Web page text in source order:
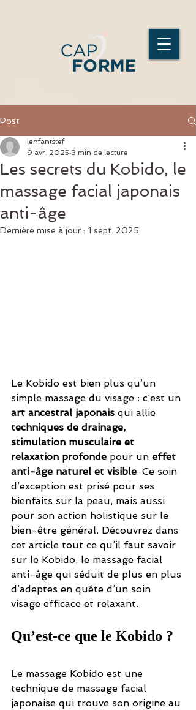
Post
Les secrets du Kobido, le
massage facial japonais
anti-âge
lenfantstef
9 avr. 2025 3 min de lecture
Dernière mise à jour : 1 sept. 2025
Le Kobido est bien plus qu’un
simple massage du visage : c’est un
art ancestral japonais qui allie
techniques de drainage,
stimulation musculaire et
relaxation profonde pour un effet
anti-âge naturel et visible. Ce soin
d’exception est prisé pour ses
bienfaits sur la peau, mais aussi
pour son action holistique sur le
bien-être général. Découvrez dans
cet article tout ce qu’il faut savoir
sur le Kobido, le massage facial
anti-âge qui séduit de plus en plus
d’adeptes en quête d’un soin
visage efficace et relaxant.
Qu’est-ce que le Kobido ?
Le massage Kobido est une
technique de massage facial
japonaise qui trouve son origine au